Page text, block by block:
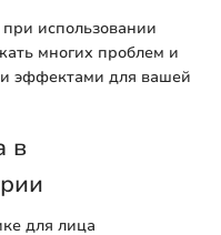
использовании
многих проблем и
эффектами для вашей
в
для лица